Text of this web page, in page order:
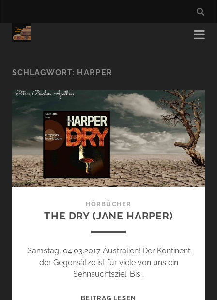
SCHLAGWORT: HARPER
HÖRBÜCHER
THE DRY (JANE HARPER)
Samstag, 04.03.2017 Australien! Der Kontinent
der Gegensätze ist für viele von uns ein
Sehnsuchtsziel. Bis…
BEITRAG LESEN